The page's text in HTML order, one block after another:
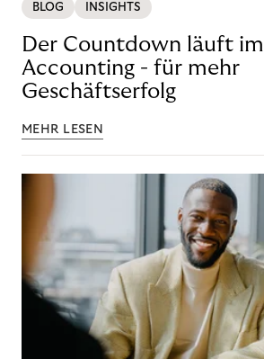
BLOG INSIGHTS
Der Countdown läuft im
Accounting - für mehr
Geschäftserfolg
MEHR LESEN